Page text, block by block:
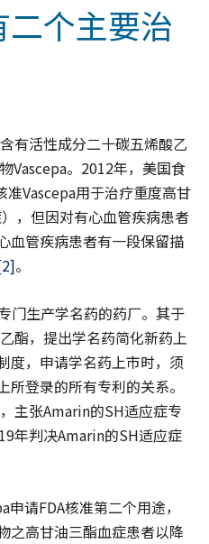
个主要治
有活性成分二十碳五烯酸乙
Vascepa。2012年，美国食
准Vascepa用于治疗重度高甘
，但因对有心血管疾病患者
血管疾病患者有一段保留描
。
门生产学名药的药厂。其于
酯，提出学名药简化新药上
度，申请学名药上市时，须
登录的所有专利的关系。
，主张Amarin的SH适应症专
年判决Amarin的SH适应症
请FDA核准第二个用途，
之高甘油三酯血症患者以降